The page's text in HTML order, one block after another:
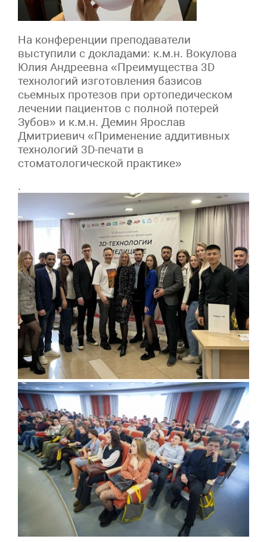
На конференции преподаватели
выступили с докладами: к.м.н. Вокулова
Юлия Андреевна «Преимущества 3D
технологий изготовления базисов
сьемных протезов при ортопедическом
лечении пациентов с полной потерей
Зубов» и к.м.н. Демин Ярослав
Дмитриевич «Применение аддитивных
технологий 3D-печати в
стоматологической практике»
.